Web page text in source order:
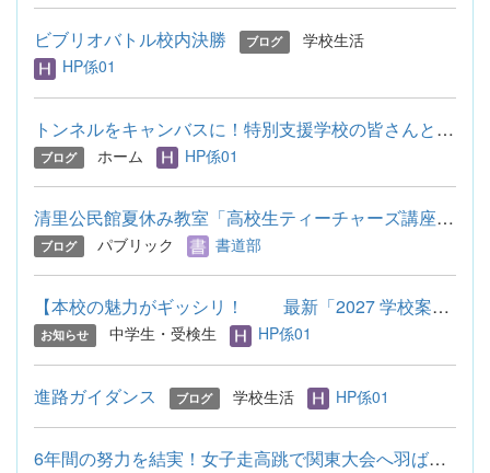
ビブリオバトル校内決勝 ブログ
学校生活
HP係01
トンネルをキャンバスに！特別支援学校の皆さんとトンネルアート...
ブログ ホーム HP係01
清里公民館夏休み教室「高校生ティーチャーズ講座」に参加
ブログ パブリック 書道部
【本校の魅力がギッシリ！ 最新「2027 学校案内パンフレット...
お知らせ 中学生・受検生 HP係01
進路ガイダンス ブログ 学校生活 HP係01
6年間の努力を結実！女子走高跳で関東大会へ羽ばたく！